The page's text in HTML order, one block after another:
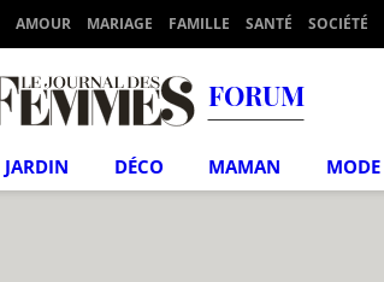
AMOUR MARIAGE FAMILLE SANTÉ SOCIÉTÉ
FORUM
JARDIN DÉCO MAMAN MODE